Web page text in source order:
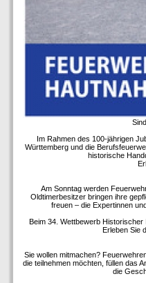
Im Rahmen des 100-jährigen
Württemberg und die
historische
Am Sonntag werden
Oldtimerbesitzer bringen ihre
freuen – die Expertinnen
Beim 34. Wettbewerb
Erleben Sie
Sie wollen mitmachen?
die teilnehmen möchten, füllen das
die